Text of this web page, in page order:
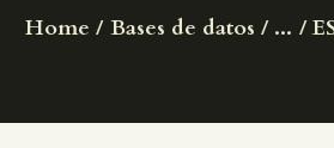
Home Bases de datos ...
DIDÁCTICA